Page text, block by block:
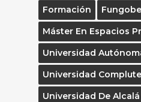
Formación
Fungobe
Máster En Espacios
Universidad
Universidad
Universidad De Alcalá